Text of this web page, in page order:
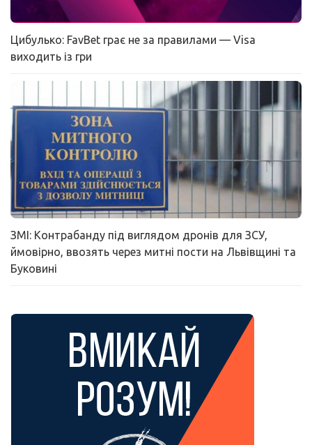
Цибулько: FavBet грає не за правилами — Visa
виходить із гри
ЗМІ: Контрабанду під виглядом дронів для ЗСУ,
ймовірно, ввозять через митні пости на Львівщині та
Буковині